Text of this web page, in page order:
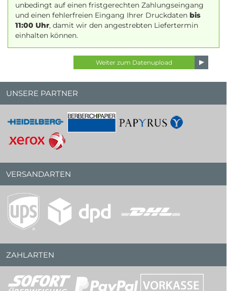
unbedingt auf einen fristgerechten Zahlungseingang
und einen fehlerfreien Eingang Ihrer Druckdaten bis
11:00 Uhr, damit wir den angestrebten Liefertermin
einhalten können.
UNSERE PARTNER
VERSANDARTEN
ZAHLARTEN